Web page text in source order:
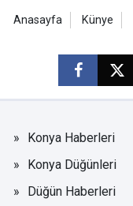
Anasayfa Künye
Konya Haberleri
Konya Düğünleri
Düğün Haberleri